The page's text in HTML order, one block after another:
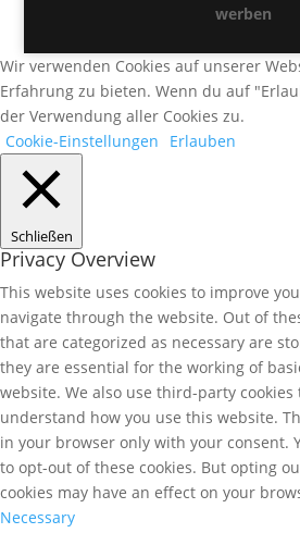
werben
Wir verwenden Cookies auf unserer
Erfahrung zu bieten. Wenn du auf
der Verwendung aller Cookies zu.
Cookie-Einstellungen
Erlauben
Schließen
Privacy Overview
This website uses cookies to improve
navigate through the website. Out of
that are categorized as necessary are
they are essential for the working of
website. We also use third-party
understand how you use this website.
in your browser only with your consent.
to opt-out of these cookies. But opting
cookies may have an effect on your
Necessary